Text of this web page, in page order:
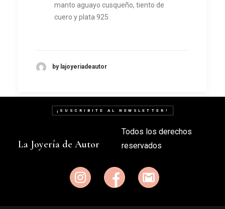
manto aguayo cusqueño, tiento de
cuero y plata 925.
by lajoyeriadeautor
¡SUSCRIBITE AL NEWSLETTER!
La Joyería de Autor
Todos los derechos
reservados